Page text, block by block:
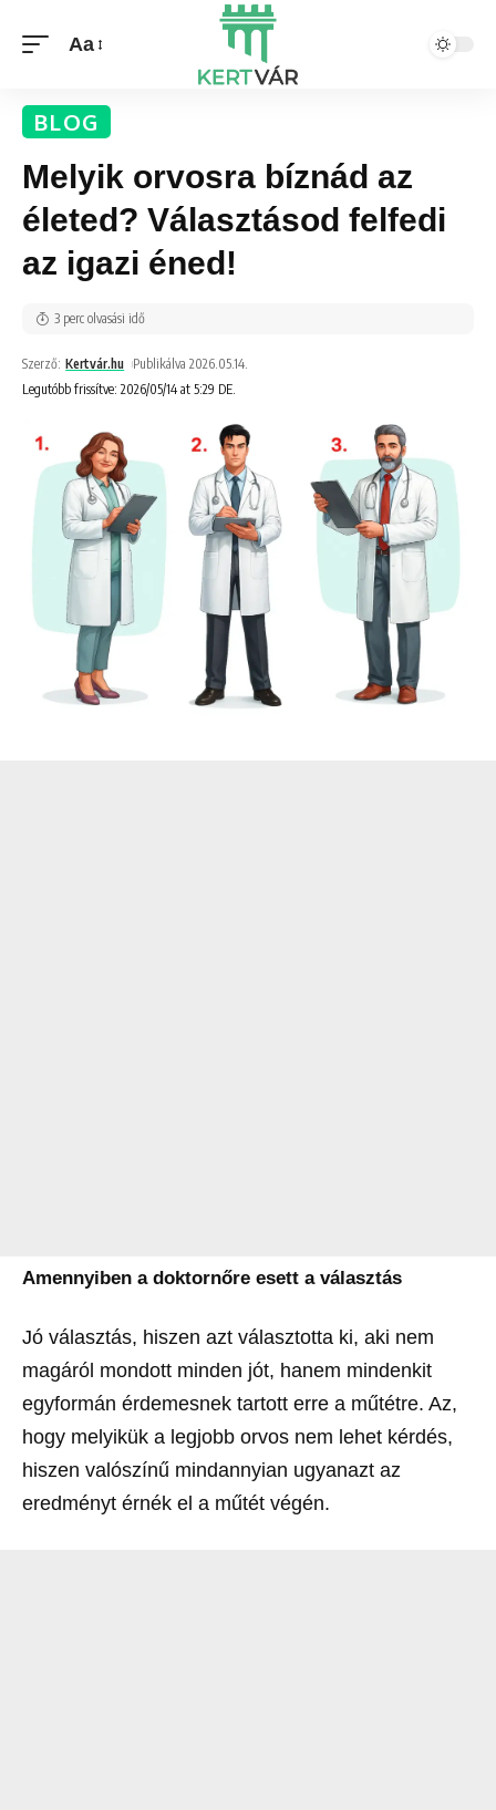
Aa
BLOG
Melyik orvosra bíznád az
életed? Választásod felfedi
az igazi éned!
Legutóbb frissítve: 2026/05/14 at 5:29 DE.
Szerző: Kertvár.hu Publikálva 2026.05.14.
3 perc olvasási idő
Amennyiben a doktornőre esett a választás
Jó választás, hiszen azt választotta ki, aki nem
magáról mondott minden jót, hanem mindenkit
egyformán érdemesnek tartott erre a műtétre. Az,
hogy melyikük a legjobb orvos nem lehet kérdés,
hiszen valószínű mindannyian ugyanazt az
eredményt érnék el a műtét végén.